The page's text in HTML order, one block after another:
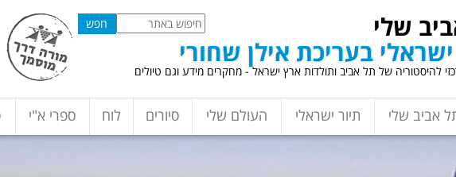
שלי
ישראלי בעריכת אילן שחורי
להיסטוריה של תל אביב ותולדות ארץ ישראל - מחקרים מידע וגם טיולים
אביב שלי תיור ישראלי העולם שלי סיורים לוח ספרי א"י